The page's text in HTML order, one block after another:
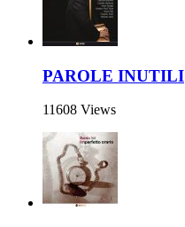
PAROLE INUTILI
11608 Views